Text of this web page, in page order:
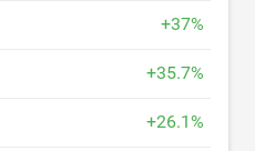
+37%
+35.7%
+26.1%